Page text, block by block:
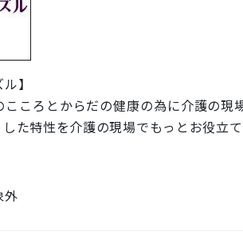
】
こころとからだの健康の為に介護の
した特性を介護の現場でもっとお役
外